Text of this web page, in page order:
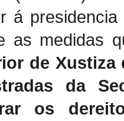
á
as medidas
de Xustiza
da
os